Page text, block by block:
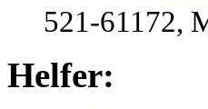
521-61172,
Helfer: